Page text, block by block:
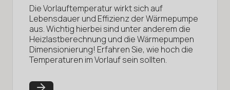
Die Vorlauftemperatur wirkt sich auf
Lebensdauer und Effizienz der Wärmepumpe
aus. Wichtig hierbei sind unter anderem die
Heizlastberechnung und die Wärmepumpen
Dimensionierung! Erfahren Sie, wie hoch die
Temperaturen im Vorlauf sein sollten.